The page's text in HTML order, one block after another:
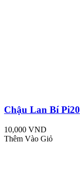
Chậu Lan Bí Pi20
10,000 VND
Thêm Vào Giỏ